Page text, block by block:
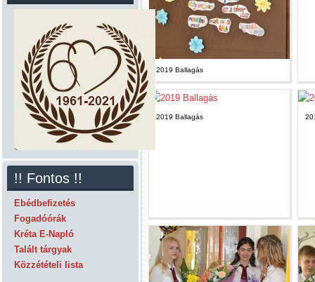
!! Fontos !!
Ebédbefizetés
Fogadóórák
Kréta E-Napló
Talált tárgyak
Közzétételi lista
2019 Ballagás
2019 Ballagás